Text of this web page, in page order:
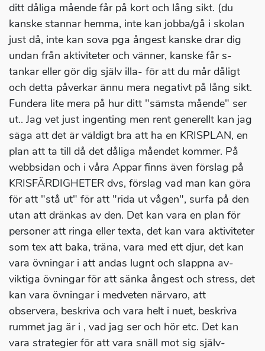
ditt dåliga mående får på kort och lång sikt. (du
kanske stannar hemma, inte kan jobba/gå i skolan
just då, inte kan sova pga ångest kanske drar dig
undan från aktiviteter och vänner, kanske får s-
tankar eller gör dig själv illa- för att du mår dåligt
och detta påverkar ännu mera negativt på lång sikt.
Fundera lite mera på hur ditt "sämsta mående" ser
ut.. Jag vet just ingenting men rent generellt kan jag
säga att det är väldigt bra att ha en KRISPLAN, en
plan att ta till då det dåliga måendet kommer. På
webbsidan och i våra Appar finns även förslag på
KRISFÄRDIGHETER dvs, förslag vad man kan göra
för att "stå ut" för att "rida ut vågen", surfa på den
utan att dränkas av den. Det kan vara en plan för
personer att ringa eller texta, det kan vara aktiviteter
som tex att baka, träna, vara med ett djur, det kan
vara övningar i att andas lugnt och slappna av-
viktiga övningar för att sänka ångest och stress, det
kan vara övningar i medveten närvaro, att
observera, beskriva och vara helt i nuet, beskriva
rummet jag är i , vad jag ser och hör etc. Det kan
vara strategier för att vara snäll mot sig själv-